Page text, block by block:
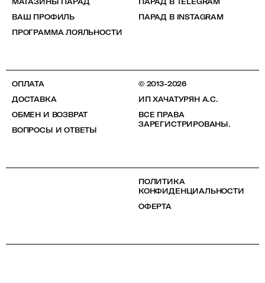
ВАШ ПРОФИЛЬ
ПРОГРАММА ЛОЯЛЬНОСТИ
ПАРАД В INSTAGRAM
ОПЛАТА
ДОСТАВКА
ОБМЕН И ВОЗВРАТ
ВОПРОСЫ И ОТВЕТЫ
© 2013-2026
ИП ХАЧАТУРЯН А.С.
ВСЕ ПРАВА
ЗАРЕГИСТРИРОВАНЫ.
ПОЛИТИКА
КОНФИДЕНЦИАЛЬНОСТИ
ОФЕРТА